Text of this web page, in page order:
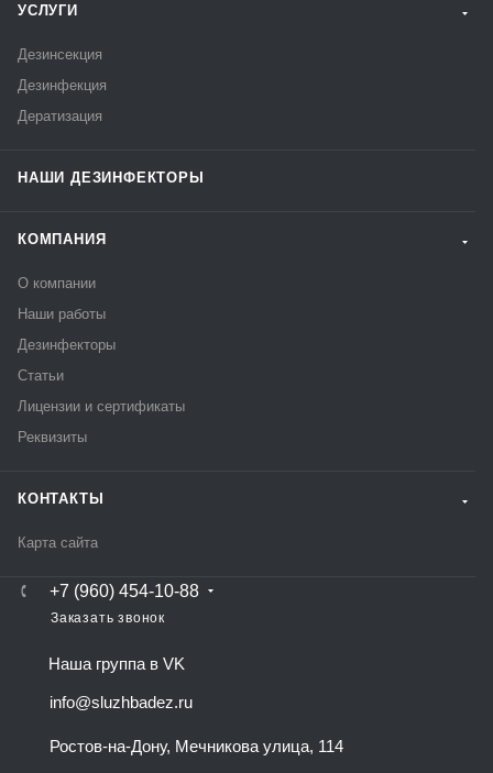
УСЛУГИ
Дезинсекция
Дезинфекция
Дератизация
НАШИ ДЕЗИНФЕКТОРЫ
КОМПАНИЯ
О компании
Наши работы
Дезинфекторы
Статьи
Лицензии и сертификаты
Реквизиты
КОНТАКТЫ
Карта сайта
+7 (960) 454-10-88
Заказать звонок
Наша группа в VK
info@sluzhbadez.ru
Ростов-на-Дону, Мечникова улица, 114